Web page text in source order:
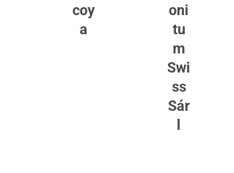
coy
a
oni
tu
m
Swi
ss
Sár